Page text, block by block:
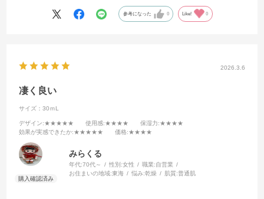
参考になった 0 Like! 0
2026.3.6
凄く良い
サイズ：30ｍL
デザイン:★★★★★ 使用感:★★★★ 保湿力:★★★★
効果が実感できたか:★★★★★ 価格:★★★★
みらくる
年代:70代～ 性別:女性 職業:自営業
お住まいの地域:東海 悩み:乾燥 肌質:普通肌